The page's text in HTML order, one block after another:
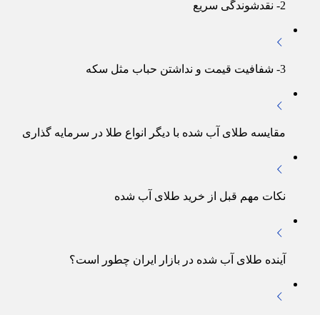
2- نقدشوندگی سریع
3- شفافیت قیمت و نداشتن حباب مثل سکه
مقایسه طلای آب شده با دیگر انواع طلا در سرمایه گذاری
نکات مهم قبل از خرید طلای آب‌ شده
آینده طلای آب‌ شده در بازار ایران چطور است؟